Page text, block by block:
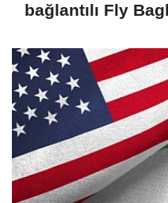
bağlantılı Fly